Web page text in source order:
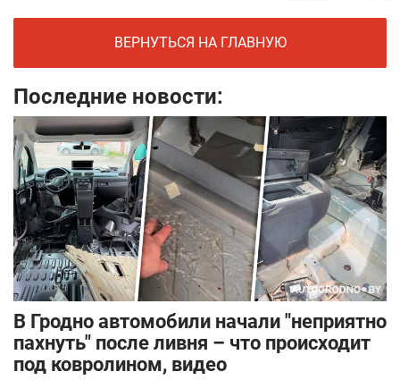
ВЕРНУТЬСЯ НА ГЛАВНУЮ
Последние новости:
В Гродно автомобили начали "неприятно
пахнуть" после ливня – что происходит
под ковролином, видео